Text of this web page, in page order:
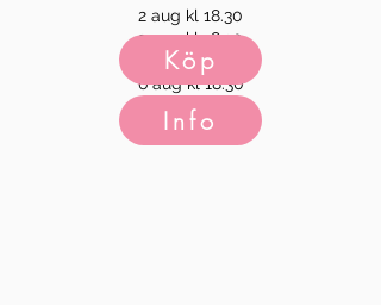
2 aug kl 18.30
3 aug kl 18.30
5 aug kl 18.30
6 aug kl 18.30
9 aug kl 16.30
10 aug kl 18.30
Köp
Info